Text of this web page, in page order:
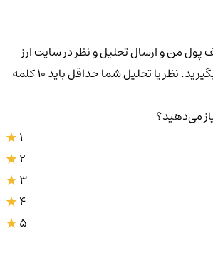
پول من و ارسال تحلیل و نظر در سایت ارز
دیجیتال رایگان هدیه بگیرید. نظر یا تحلیل شما حداقل باید ۱۰ کلمه
می‌دهید؟
3
4
5